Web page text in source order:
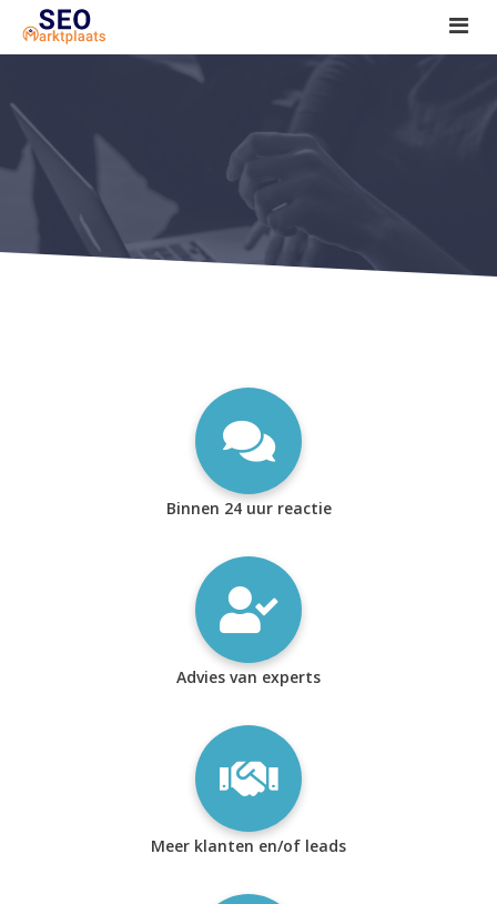
SEO tools reviews
Marketeer bij jou in de buurt?
Offerte
1. Seo voor beginners +
2. Onderzoeken +
Binnen 24 uur reactie
Advies van experts
Meer klanten en/of leads